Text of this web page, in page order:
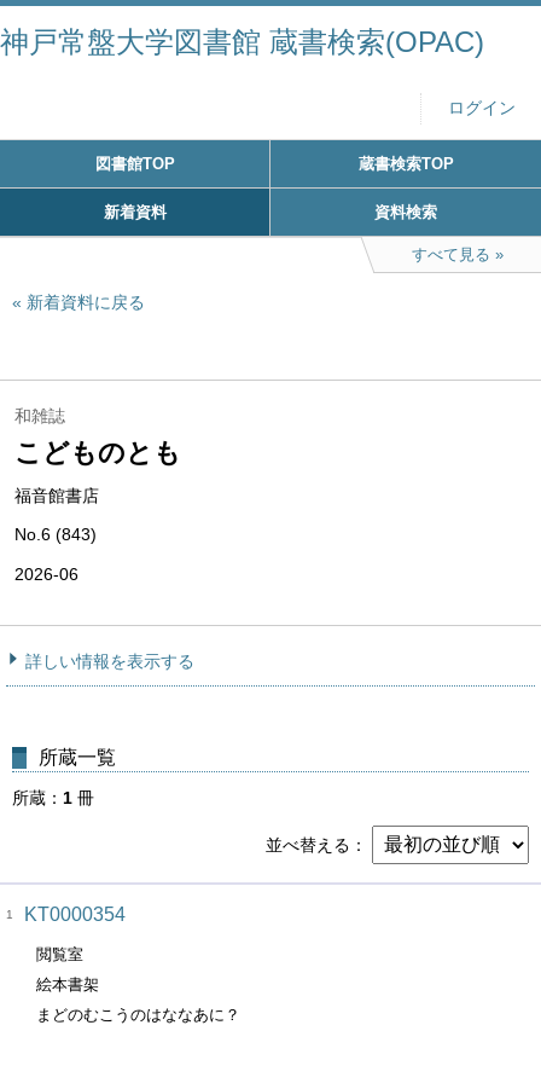
神戸常盤大学図書館 蔵書検索(OPAC)
ログイン
図書館TOP 蔵書検索TOP
新着資料 資料検索
すべて見る
新着資料に戻る
和雑誌
こどものとも
福音館書店
No.6 (843)
2026-06
詳しい情報を表示する
所蔵一覧
所蔵 1 冊
並べ替える
1 KT0000354
閲覧室
絵本書架
まどのむこうのはななあに？